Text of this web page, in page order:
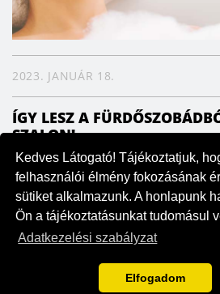
Kedves Látogató! Tájékoztatjuk,
felhasználói élmény fokozásának
sütiket alkalmazunk. A honlapunk
Ön a tájékoztatásunkat tudomásul
Adatkezelési szabályzat
Elfogadom
2023. JANUÁR 18.
ÍGY LESZ A
SZALON!
Minden nap tökéletes
választunk – ezt pedig a testünk és
Már az ókori Rómában nagy